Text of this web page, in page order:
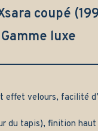
coupé
luxe
effet velours, facilité
du tapis), finition haut